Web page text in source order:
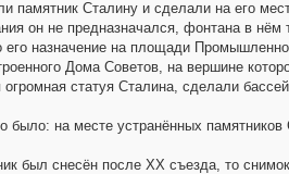
памятник Сталину и сделали на его
он не предназначался, фонтана в нём
его назначение на площади
Дома Советов, на вершине
статуя Сталина, сделали
было: на месте устранённых памятников
был снесён после ХХ съезда, то